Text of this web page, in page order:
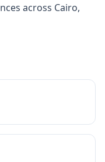
across Cairo,